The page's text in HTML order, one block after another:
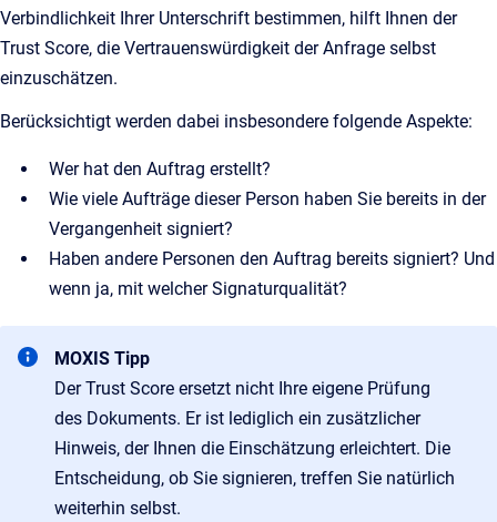
Verbindlichkeit Ihrer Unterschrift bestimmen, hilft Ihnen der
Trust Score, die Vertrauenswürdigkeit der Anfrage selbst
einzuschätzen.
Berücksichtigt werden dabei insbesondere folgende Aspekte:
Wer hat den Auftrag erstellt?
Wie viele Aufträge dieser Person haben Sie bereits in der
Vergangenheit signiert?
Haben andere Personen den Auftrag bereits signiert? Und
wenn ja, mit welcher Signaturqualität?
MOXIS Tipp
Der Trust Score ersetzt nicht Ihre eigene Prüfung
des Dokuments. Er ist lediglich ein zusätzlicher
Hinweis, der Ihnen die Einschätzung erleichtert. Die
Entscheidung, ob Sie signieren, treffen Sie natürlich
weiterhin selbst.